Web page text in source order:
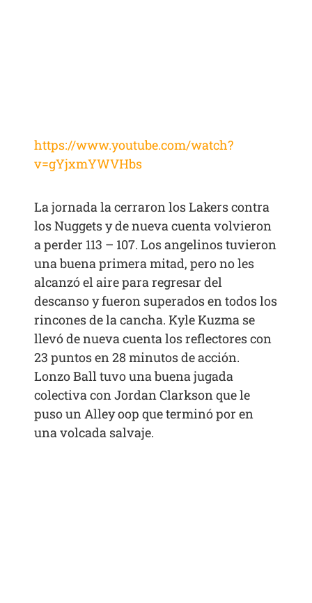
https://www.youtube.com/watch?
v=gYjxmYWVHbs
La jornada la cerraron los Lakers contra
los Nuggets y de nueva cuenta volvieron
a perder 113 – 107. Los angelinos tuvieron
una buena primera mitad, pero no les
alcanzó el aire para regresar del
descanso y fueron superados en todos los
rincones de la cancha. Kyle Kuzma se
llevó de nueva cuenta los reflectores con
23 puntos en 28 minutos de acción.
Lonzo Ball tuvo una buena jugada
colectiva con Jordan Clarkson que le
puso un Alley oop que terminó por en
una volcada salvaje.